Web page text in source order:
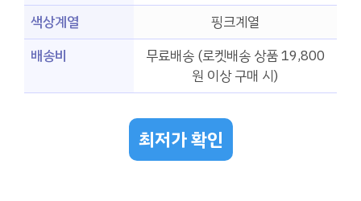
색상계열
핑크계열
배송비
무료배송 (로켓배송 상품 19,800
원 이상 구매 시)
최저가 확인